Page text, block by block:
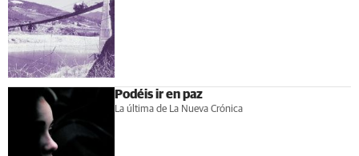
Podéis ir en paz
La última de La Nueva Crónica